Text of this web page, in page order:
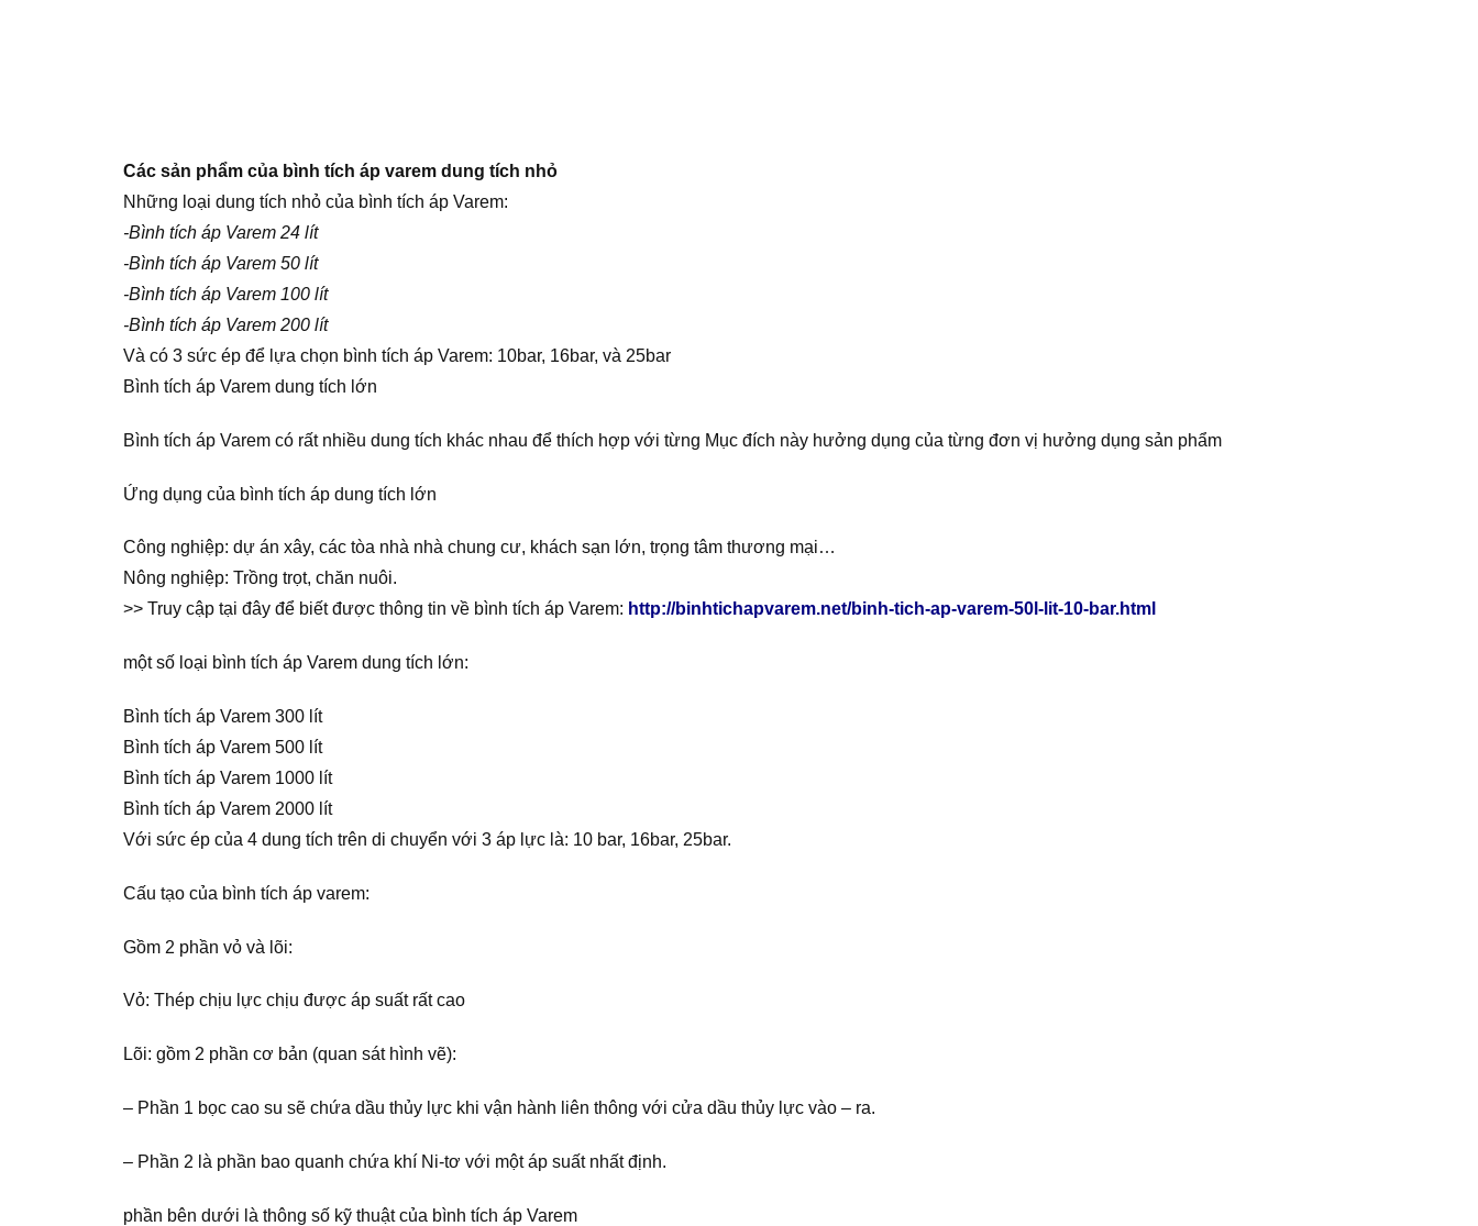
Các sản phẩm của bình tích áp varem dung tích nhỏ
Những loại dung tích nhỏ của bình tích áp Varem:
-Bình tích áp Varem 24 lít
-Bình tích áp Varem 50 lít
-Bình tích áp Varem 100 lít
-Bình tích áp Varem 200 lít
Và có 3 sức ép để lựa chọn bình tích áp Varem: 10bar, 16bar, và 25bar
Bình tích áp Varem dung tích lớn
Bình tích áp Varem có rất nhiều dung tích khác nhau để thích hợp với từng Mục đích này hưởng dụng của từng đơn vị hưởng dụng sản phẩm
Ứng dụng của bình tích áp dung tích lớn
Công nghiệp: dự án xây, các tòa nhà nhà chung cư, khách sạn lớn, trọng tâm thương mại…
Nông nghiệp: Trồng trọt, chăn nuôi.
>> Truy cập tại đây để biết được thông tin về bình tích áp Varem: http://binhtichapvarem.net/binh-tich-ap-varem-50l-lit-10-bar.html
một số loại bình tích áp Varem dung tích lớn:
Bình tích áp Varem 300 lít
Bình tích áp Varem 500 lít
Bình tích áp Varem 1000 lít
Bình tích áp Varem 2000 lít
Với sức ép của 4 dung tích trên di chuyển với 3 áp lực là: 10 bar, 16bar, 25bar.
Cấu tạo của bình tích áp varem:
Gồm 2 phần vỏ và lõi:
Vỏ: Thép chịu lực chịu được áp suất rất cao
Lõi: gồm 2 phần cơ bản (quan sát hình vẽ):
– Phần 1 bọc cao su sẽ chứa dầu thủy lực khi vận hành liên thông với cửa dầu thủy lực vào – ra.
– Phần 2 là phần bao quanh chứa khí Ni-tơ với một áp suất nhất định.
phần bên dưới là thông số kỹ thuật của bình tích áp Varem